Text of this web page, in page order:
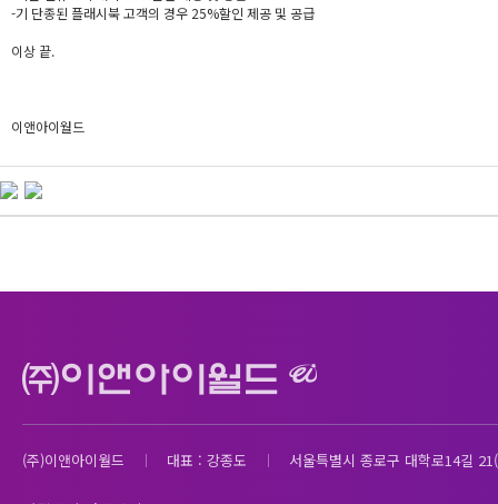
-기 단종된 플래시북 고객의 경우 25%할인 제공 및 공급
이상 끝.
이앤아이월드
(주)이앤아이월드 대표 : 강종도 서울특별시 종로구 대학로14길